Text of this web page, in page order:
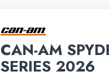
CAN-AM
SERIES 2026